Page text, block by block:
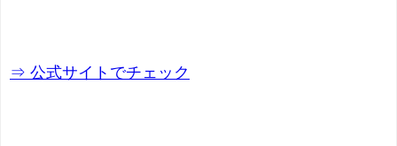
⇒ 公式サイトでチェック